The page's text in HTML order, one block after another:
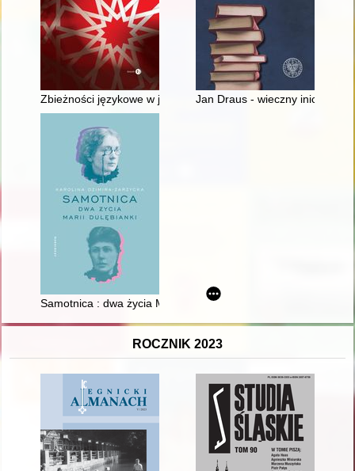
Zbieżności językowe w języku polskim i arabskim
Jan Draus - wieczny inicjator
Samotnica : dwa życia Marii Dulębianki
ROCZNIK 2023